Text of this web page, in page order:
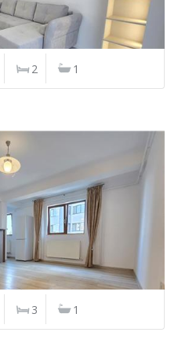
2 1
3 1